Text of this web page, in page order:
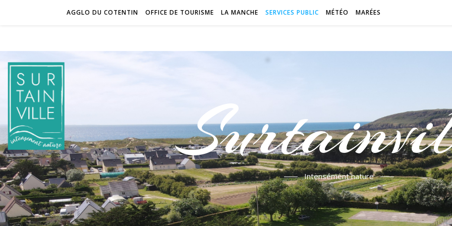
AGGLO DU COTENTIN OFFICE DE TOURISME LA MANCHE SERVICES PUBLIC MÉTÉO MARÉES
Intensément nature